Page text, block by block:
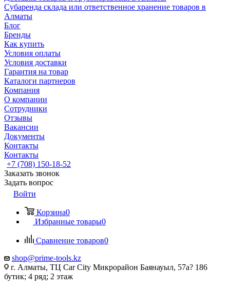
Субаренда склада или ответственное хранение товаров в
Алматы
Блог
Бренды
Как купить
Условия оплаты
Условия доставки
Гарантия на товар
Каталоги партнеров
Компания
О компании
Сотрудники
Отзывы
Вакансии
Документы
Контакты
Контакты
+7 (708) 150-18-52
Заказать звонок
Задать вопрос
Войти
Корзина0
Избранные товары0
Сравнение товаров0
shop@prime-tools.kz
г. Алматы, ТЦ Car City​ ​Микрорайон Баянауыл, 57а? ​186
бутик; 4 ряд; 2 этаж